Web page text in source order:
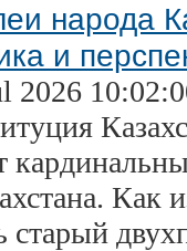
народа
и
2026
Как
старый